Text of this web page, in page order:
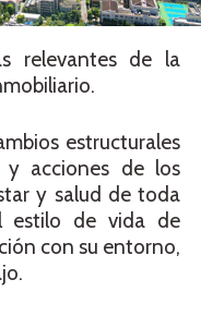
relevantes de la
estructurales
y acciones de los
y salud de toda
estilo de vida de
con su entorno,